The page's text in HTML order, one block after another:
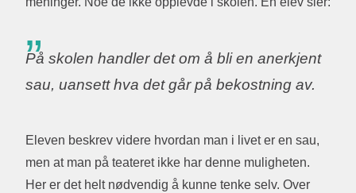
På skolen handler det om å bli en anerkjent
sau, uansett hva det går på bekostning av.
Eleven beskrev videre hvordan man i livet er en sau,
men at man på teateret ikke har denne muligheten.
Her er det helt nødvendig å kunne tenke selv. Over